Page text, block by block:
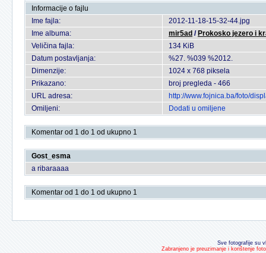
Informacije o fajlu
Ime fajla:
2012-11-18-15-32-44.jpg
Ime albuma:
mir5ad / Prokosko jezero i
Veličina fajla:
134 KiB
Datum postavljanja:
%27. %039 %2012.
Dimenzije:
1024 x 768 piksela
Prikazano:
broj pregleda - 466
URL adresa:
http://www.fojnica.ba/foto/
Omiljeni:
Dodati u omiljene
Komentar od 1 do 1 od ukupno 1
Gost_esma
a ribaraaaa
Komentar od 1 do 1 od ukupno 1
Sve fotografije su
Zabranjeno je preuzimanje i korištenje